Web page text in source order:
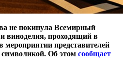
не покинула Всемирный
и виноделия, проходящий в
мероприятии представителей
символикой. Об этом сообщает